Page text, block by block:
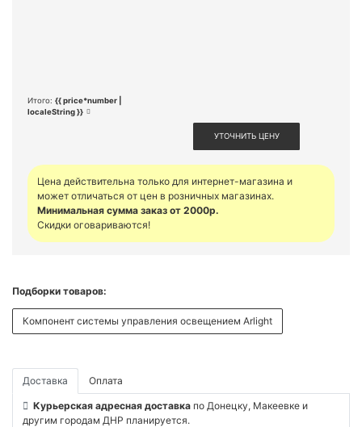
Итого: {{ price*number |
localeString }}
УТОЧНИТЬ ЦЕНУ
Цена действительна только для интернет-магазина и
может отличаться от цен в розничных магазинах.
Минимальная сумма заказ от 2000р.
Скидки оговариваются!
Подборки товаров:
Компонент системы управления освещением Arlight
Доставка Оплата
Курьерская адресная доставка по Донецку, Макеевке и
другим городам ДНР планируется.